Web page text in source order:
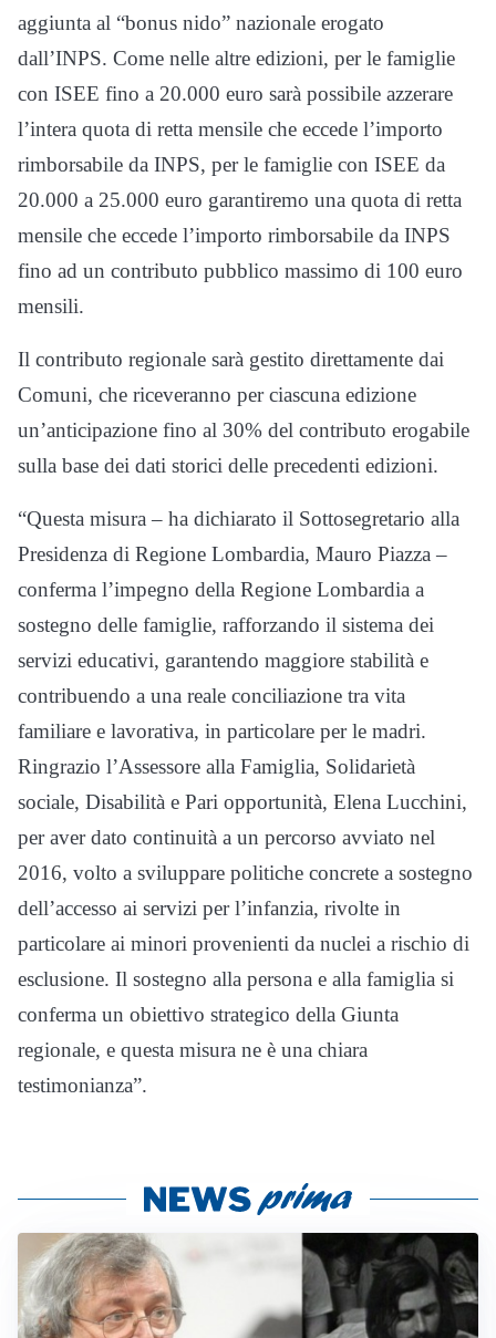
aggiunta al “bonus nido” nazionale erogato
dall’INPS. Come nelle altre edizioni, per le famiglie
con ISEE fino a 20.000 euro sarà possibile azzerare
l’intera quota di retta mensile che eccede l’importo
rimborsabile da INPS, per le famiglie con ISEE da
20.000 a 25.000 euro garantiremo una quota di retta
mensile che eccede l’importo rimborsabile da INPS
fino ad un contributo pubblico massimo di 100 euro
mensili.
Il contributo regionale sarà gestito direttamente dai
Comuni, che riceveranno per ciascuna edizione
un’anticipazione fino al 30% del contributo erogabile
sulla base dei dati storici delle precedenti edizioni.
“Questa misura – ha dichiarato il Sottosegretario alla
Presidenza di Regione Lombardia, Mauro Piazza –
conferma l’impegno della Regione Lombardia a
sostegno delle famiglie, rafforzando il sistema dei
servizi educativi, garantendo maggiore stabilità e
contribuendo a una reale conciliazione tra vita
familiare e lavorativa, in particolare per le madri.
Ringrazio l’Assessore alla Famiglia, Solidarietà
sociale, Disabilità e Pari opportunità, Elena Lucchini,
per aver dato continuità a un percorso avviato nel
2016, volto a sviluppare politiche concrete a sostegno
dell’accesso ai servizi per l’infanzia, rivolte in
particolare ai minori provenienti da nuclei a rischio di
esclusione. Il sostegno alla persona e alla famiglia si
conferma un obiettivo strategico della Giunta
regionale, e questa misura ne è una chiara
testimonianza”.